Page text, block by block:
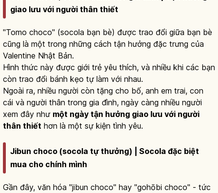
giao lưu với người thân thiết
"Tomo choco" (socola bạn bè) được trao đổi giữa bạn bè
cũng là một trong những cách tận hưởng đặc trưng của
Valentine Nhật Bản.
Hình thức này được giới trẻ yêu thích, và nhiều khi các bạn
còn trao đổi bánh kẹo tự làm với nhau.
Ngoài ra, nhiều người còn tặng cho bố, anh em trai, con
cái và người thân trong gia đình, ngày càng nhiều người
xem đây như một ngày tận hưởng giao lưu với người
thân thiết hơn là một sự kiện tình yêu.
Jibun choco (socola tự thưởng) | Socola đặc biệt
mua cho chính mình
Gần đây, văn hóa "jibun choco" hay "gohōbi choco" - tức